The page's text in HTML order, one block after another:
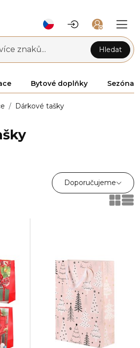
znaků... Hledat
Bytové doplňky Sezóna
Dárkové tašky
Doporučujeme